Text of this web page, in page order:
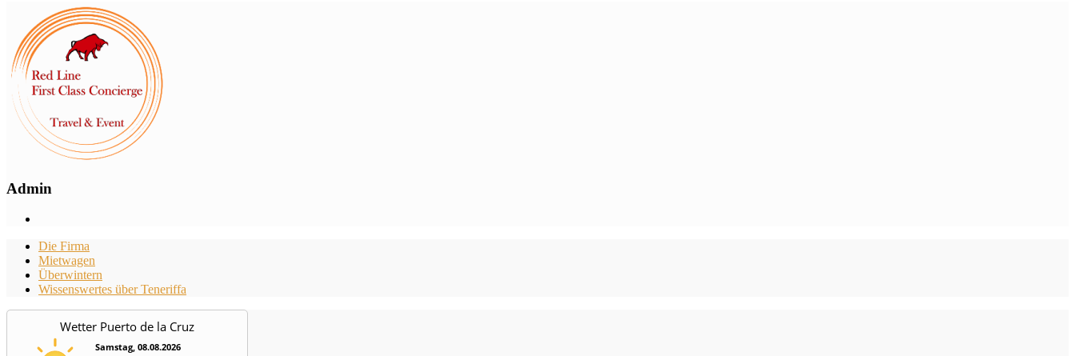
Admin
Die Firma
Mietwagen
Überwintern
Wissenswertes über Teneriffa
Wetter Puerto de la Cruz
Samstag, 08.08.2026